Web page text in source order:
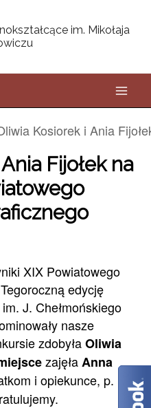
im. Mikołaja
Kosiorek i Ania
Fijołek na
XIX Powiatowego
edycję
J. Chełmońskiego
nasze
zdobyłaOliwia
zajęłaAnna
i opiekunce, p.